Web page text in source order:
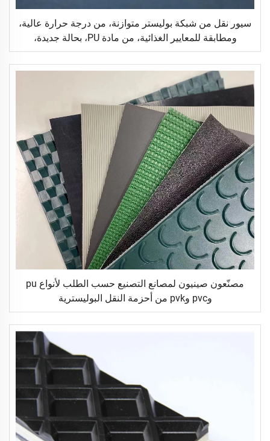
سيور نقل من شبكة بوليستر متوازنة، من درجة حرارة عالية،
ومطابقة للمعايير الغذائية، من مادة PU، بحالة جديدة،
مخصصة لقطاع التجزئة
مصنّعون صينيون لمصانع التصنيع حسب الطلب لأنواع pu
وpvc وpvk من أحزمة النقل البوليسترية